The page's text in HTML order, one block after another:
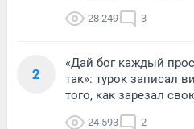
28 249 3
2
«Дай бог каждый
так»: турок записал
того, как зарезал
24 593 2